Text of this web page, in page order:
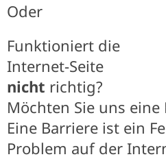
Oder
Funktioniert die
Internet-Seite
nicht richtig?
Möchten Sie uns
Eine Barriere ist ein
Problem auf der